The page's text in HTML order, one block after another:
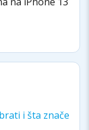
i šta znače